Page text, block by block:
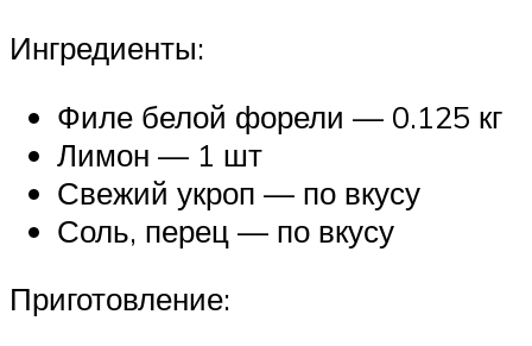
Ингредиенты:
Филе белой форели — 0.125 кг
Лимон — 1 шт
Свежий укроп — по вкусу
Соль, перец — по вкусу
Приготовление: